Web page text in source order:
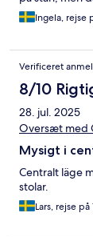
Ingela, rejse
Verificeret
8/10
28. jul. 2025
Oversæt med
Mysigt i
Centralt läge
stolar.
Lars, rejse på